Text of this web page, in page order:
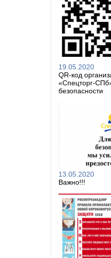
19.05.2020
QR-код
«Спецторг-
безопасности
13.05.2020
Важно!!!